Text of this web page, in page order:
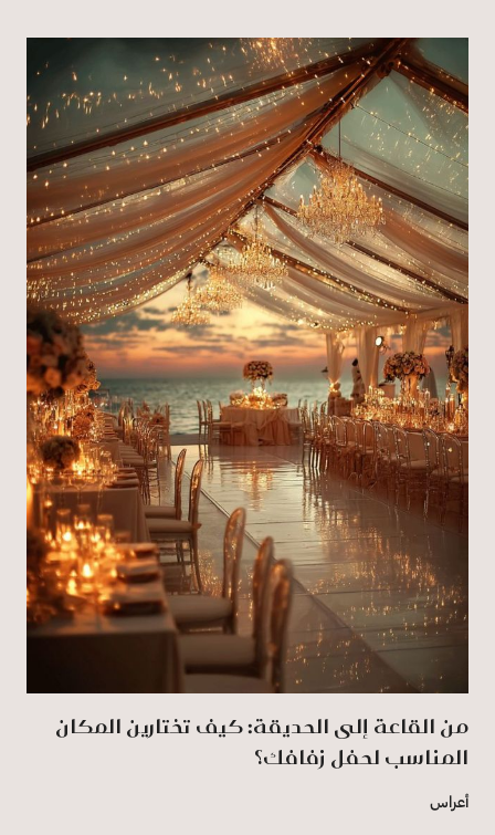
من القاعة إلى الحديقة: كيف تختارين المكان
المناسب لحفل زفافك؟
أعراس